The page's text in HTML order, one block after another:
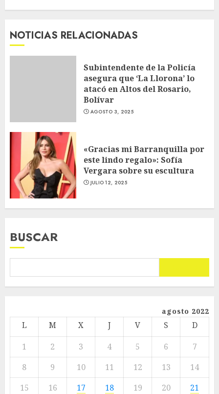
NOTICIAS RELACIONADAS
Subintendente de la Policía
asegura que ‘La Llorona’ lo
atacó en Altos del Rosario,
Bolívar
AGOSTO 3, 2025
«Gracias mi Barranquilla por
este lindo regalo»: Sofía
Vergara sobre su escultura
JULIO 12, 2025
BUSCAR
agosto 2022
L M X J V S
D
1
2 3 4 5 6
7
8
9 10 11 12 13
14
15
16 17 18 19 20
21